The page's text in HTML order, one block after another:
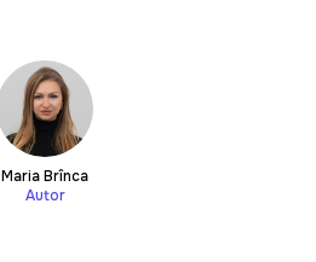
Maria Brînca
Autor